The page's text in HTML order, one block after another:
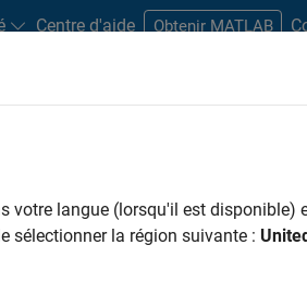
Centre d'aide Obtenir MATLAB
votre langue (lorsqu'il est disponible)
sélectionner la région suivante :